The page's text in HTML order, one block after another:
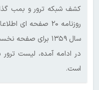
کشف شبکه ترور و بمب
سال ۱۳۵۹ برای
در ادامه آمده، لیست
است.